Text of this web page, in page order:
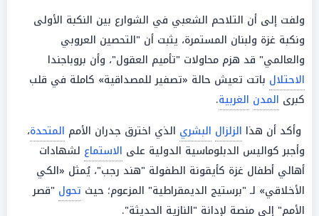
ولفت إلى أن التلاحم الشعبي في الشوارع بين النكبة الأولى
ونكبة غزة ولبنان المستمرة، يثبت أن "التحصين العروبي
والعالمي" قد هزم محاولات "تأميم العقول"، وأن بروباجندا
الاحتلال باتت تعيش حالة «تصفير للمصداقية» كاملة في قلب
كبرى المدن الغربية.
وأكد أن هذا الزلزال البشري الذي اخترق جدران الأمم المتحدة،
وأجبر كواليس الدبلوماسية الدولية على الاستماع لشهادات
أهالي أطفال غزة كأيقونة الطفولة "هند رجب"، يُمثل «الكي
الأخلاقي» لـ "برستيج الديمقراطية" المزعوم؛ حيث تحول "قصر
الأمم" إلى منصة لإدانة "النازية الحديثة".